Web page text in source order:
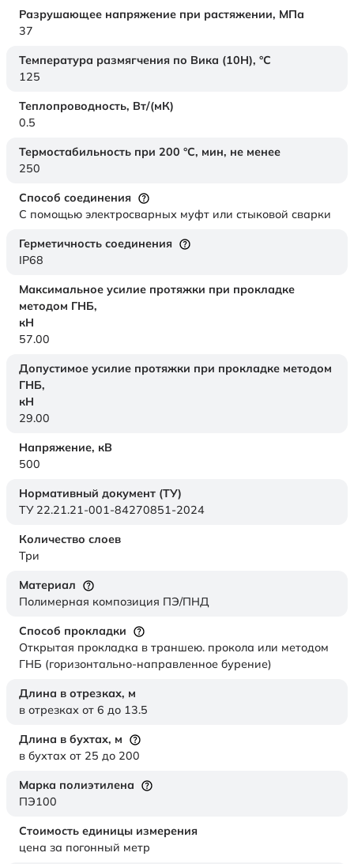
Разрушающее напряжение при растяжении, МПа
37
Температура размягчения по Вика (10Н), °C
125
Теплопроводность, Вт/(мК)
0.5
Термостабильность при 200 °С, мин, не менее
250
Способ соединения
С помощью электросварных муфт или стыковой сварки
Герметичность соединения
IP68
Максимальное усилие протяжки при прокладке
методом ГНБ,
кН
57.00
Допустимое усилие протяжки при прокладке методом
ГНБ,
кН
29.00
Напряжение, кВ
500
Нормативный документ (ТУ)
ТУ 22.21.21-001-84270851-2024
Количество слоев
Три
Материал
Полимерная композиция ПЭ/ПНД
Способ прокладки
Открытая прокладка в траншею. прокола или методом
ГНБ (горизонтально-направленное бурение)
Длина в отрезках, м
в отрезках от 6 до 13.5
Длина в бухтах, м
в бухтах от 25 до 200
Марка полиэтилена
ПЭ100
Стоимость единицы измерения
цена за погонный метр